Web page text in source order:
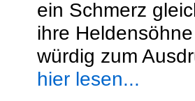
ein Schmerz
ihre
würdig zum
hier lesen...